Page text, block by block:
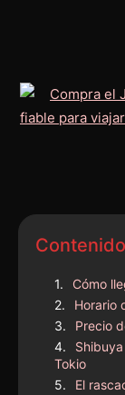
Contenido
Cómo
Horario
Precio
Tokio
El